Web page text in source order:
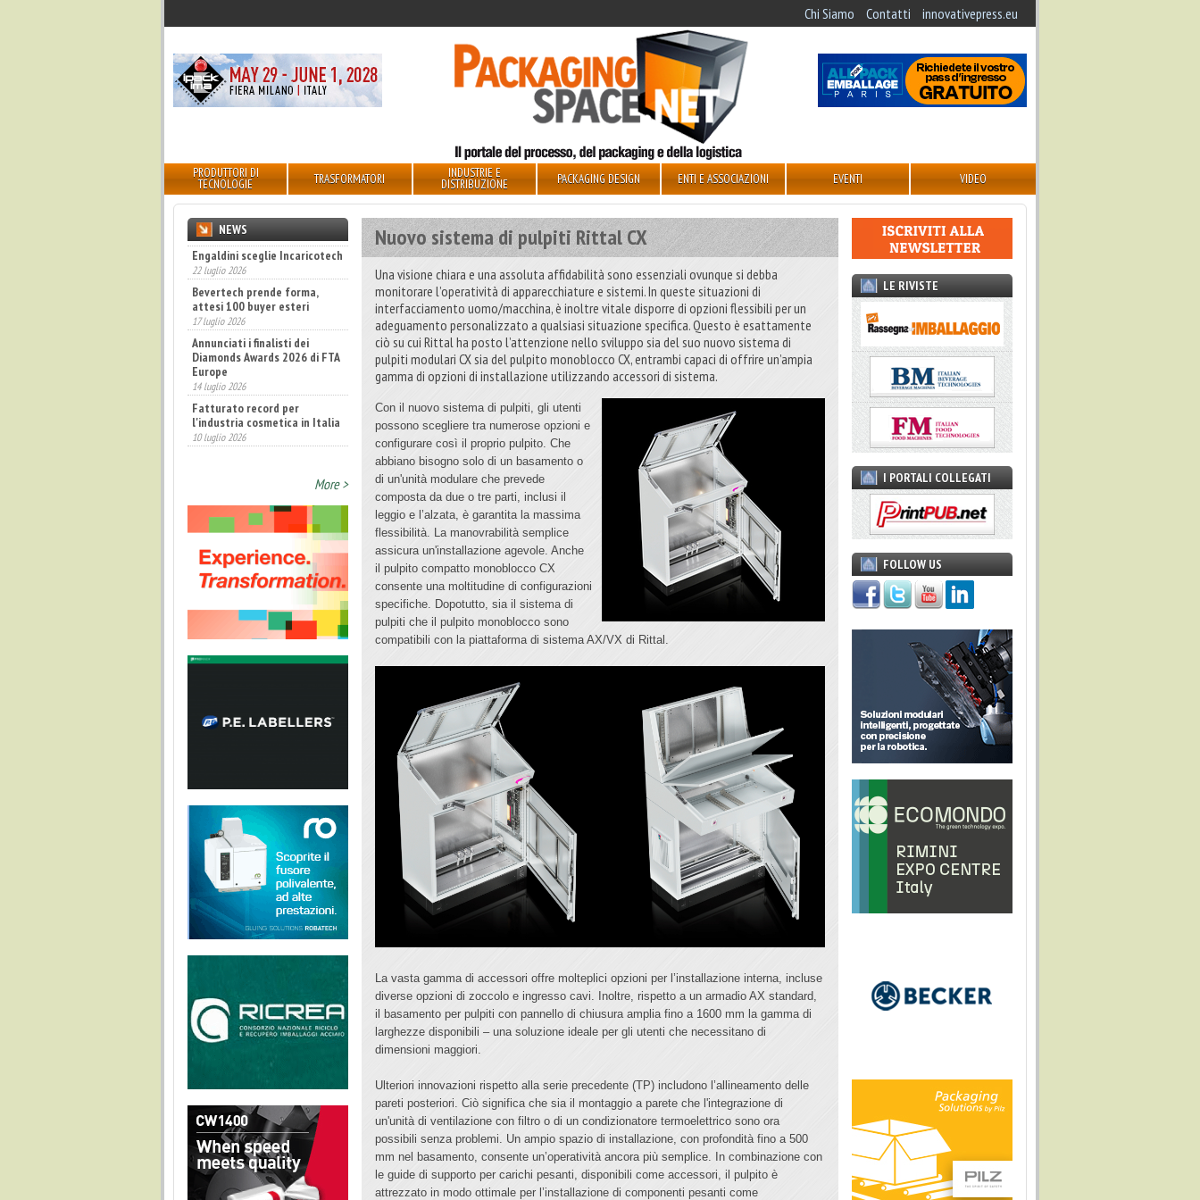
Chi Siamo Contatti innovativepress.eu
PRODUTTORI DI
TECNOLOGIE TRASFORMATORI INDUSTRIE E
DISTRIBUZIONE PACKAGING DESIGN ENTI E ASSOCIAZIONI EVENTI VIDEO
Nuovo sistema di pulpiti Rittal CX
Una visione chiara e una assoluta affidabilità sono essenziali ovunque si debba
monitorare l’operatività di apparecchiature e sistemi. In queste situazioni di
interfacciamento uomo/macchina, è inoltre vitale disporre di opzioni flessibili per un
adeguamento personalizzato a qualsiasi situazione specifica. Questo è esattamente
ciò su cui Rittal ha posto l’attenzione nello sviluppo sia del suo nuovo sistema di
pulpiti modulari CX sia del pulpito monoblocco CX, entrambi capaci di offrire un’ampia
gamma di opzioni di installazione utilizzando accessori di sistema.
Con il nuovo sistema di pulpiti, gli utenti
possono scegliere tra numerose opzioni e
configurare così il proprio pulpito. Che
abbiano bisogno solo di un basamento o
di un'unità modulare che prevede
composta da due o tre parti, inclusi il
leggio e l’alzata, è garantita la massima
flessibilità. La manovrabilità semplice
assicura un'installazione agevole. Anche
il pulpito compatto monoblocco CX
consente una moltitudine di configurazioni
specifiche. Dopotutto, sia il sistema di
pulpiti che il pulpito monoblocco sono
compatibili con la piattaforma di sistema AX/VX di Rittal.
La vasta gamma di accessori offre molteplici opzioni per l’installazione interna, incluse
diverse opzioni di zoccolo e ingresso cavi. Inoltre, rispetto a un armadio AX standard,
il basamento per pulpiti con pannello di chiusura amplia fino a 1600 mm la gamma di
larghezze disponibili – una soluzione ideale per gli utenti che necessitano di
dimensioni maggiori.
Ulteriori innovazioni rispetto alla serie precedente (TP) includono l’allineamento delle
pareti posteriori. Ciò significa che sia il montaggio a parete che l'integrazione di
un'unità di ventilazione con filtro o di un condizionatore termoelettrico sono ora
possibili senza problemi. Un ampio spazio di installazione, con profondità fino a 500
mm nel basamento, consente un’operatività ancora più semplice. In combinazione con
le guide di supporto per carichi pesanti, disponibili come accessori, il pulpito è
attrezzato in modo ottimale per l’installazione di componenti pesanti come
NEWS
Engaldini sceglie Incaricotech
22 luglio 2026
Bevertech prende forma,
attesi 100 buyer esteri
17 luglio 2026
Annunciati i finalisti dei
Diamonds Awards 2026 di FTA
Europe
14 luglio 2026
Fatturato record per
l'industria cosmetica in Italia
10 luglio 2026
More >
LE RIVISTE
I PORTALI COLLEGATI
FOLLOW US